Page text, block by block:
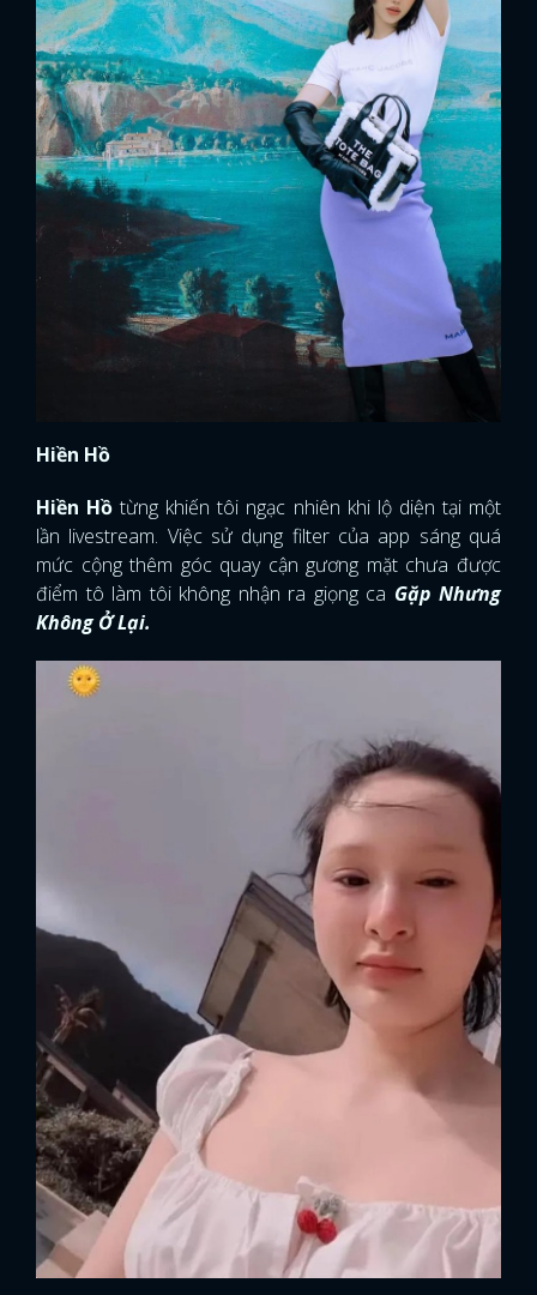
Hiền Hồ
Hiền Hồtừng khiến tôi ngạc nhiên khi lộ diện tại một
lần livestream. Việc sử dụng filter của app sáng quá
mức cộng thêm góc quay cận gương mặt chưa được
điểm tô làm tôi không nhận ra giọng ca Gặp Nhưng
Không Ở Lại.